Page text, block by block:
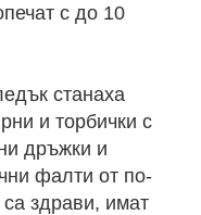
с до 10
станаха
и торбички с
дръжки и
фалти от по-
здрави, имат